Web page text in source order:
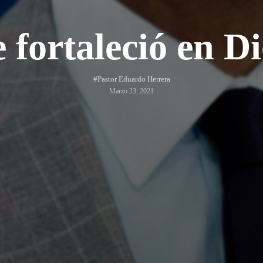
fortaleció en
#Pastor Eduardo Herrera
Marzo 23, 2021